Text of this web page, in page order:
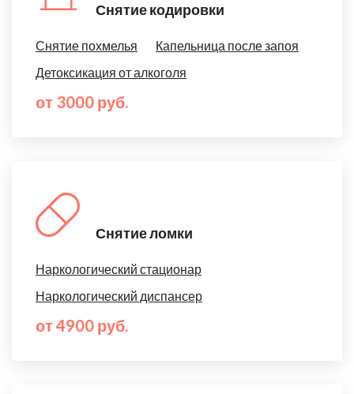
Снятие кодировки
Снятие похмелья
Капельница после запоя
Детоксикация от алкоголя
от 3000 руб.
Снятие ломки
Наркологический стационар
Наркологический диспансер
от 4900 руб.